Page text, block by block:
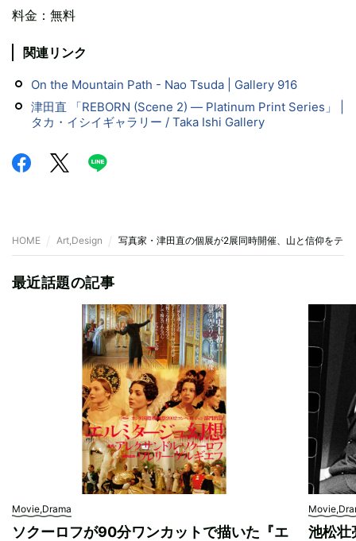
料金：無料
関連リンク
On the Mountain Path - Nao Tsuda | Gallery 916
津田直 「REBORN (Scene 2) ― Platinum Print Series」 |
タカ・イシイギャラリー / Taka Ishi Gallery
HOME Art,Design 写真家・津田直の個展が2展同時開催、山と信仰をテ
最近話題の記事
Movie,Drama
ソクーロフが90分ワンカットで描いた『エ
池松壮